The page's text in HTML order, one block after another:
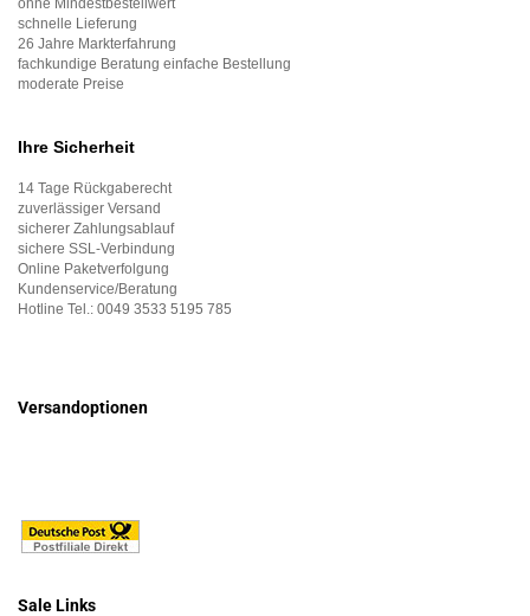
ohne Mindestbestellwert
schnelle Lieferung
26 Jahre Markterfahrung
fachkundige Beratung einfache Bestellung
moderate Preise
Ihre Sicherheit
14 Tage Rückgaberecht
zuverlässiger Versand
sicherer Zahlungsablauf
sichere SSL-Verbindung
Online Paketverfolgung
Kundenservice/Beratung
Hotline Tel.: 0049 3533 5195 785
Versandoptionen
Sale Links